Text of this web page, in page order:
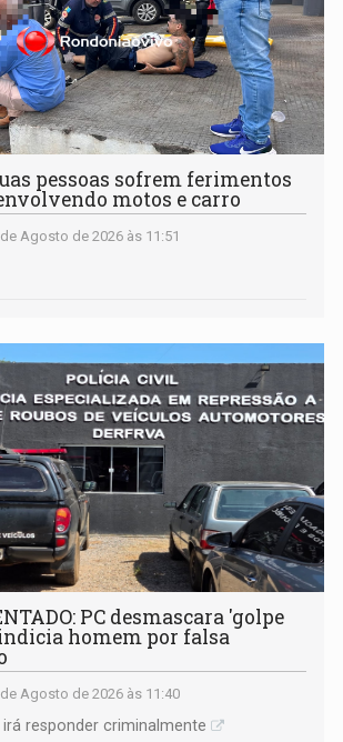
pessoas sofrem ferimentos
motos e carro
Agosto de 2026 às 11:51
PC desmascara 'golpe
homem por falsa
Agosto de 2026 às 11:40
responder criminalmente